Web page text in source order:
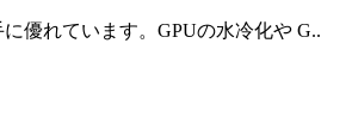
優れています。GPUの水冷化や G..